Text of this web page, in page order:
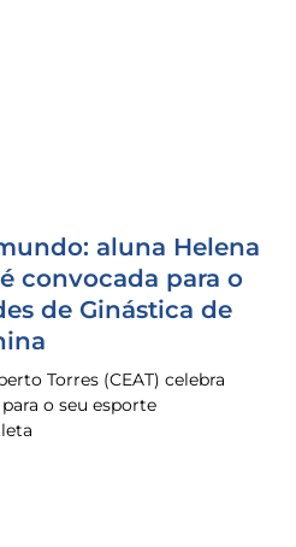
aluna Helena
convocada para o
de Ginástica de
Torres (CEAT) celebra
o seu esporte